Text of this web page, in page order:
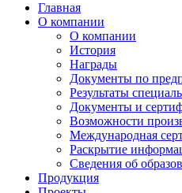
Главная
О компании
О компании
История
Награды
Документы по
Результаты
Документы и
Возможности
Международная
Раскрытие
Сведения об
Продукция